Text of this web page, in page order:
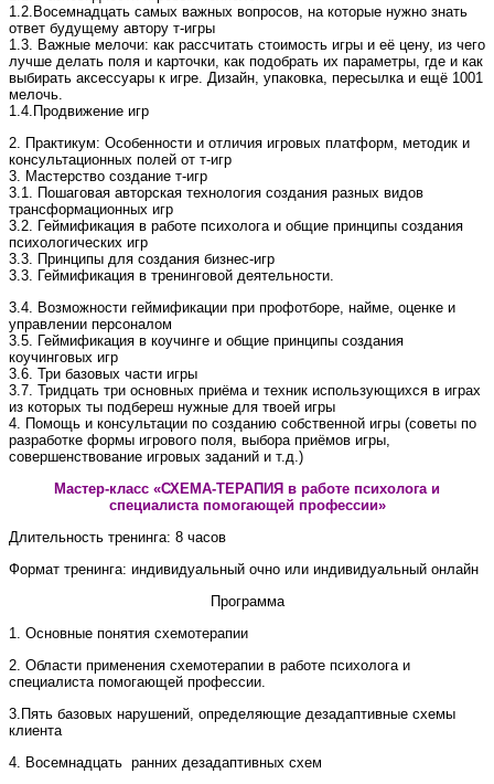
1.2.Восемнадцать самых важных вопросов, на которые нужно знать
ответ будущему автору т-игры
1.3. Важные мелочи: как рассчитать стоимость игры и её цену, из чего
лучше делать поля и карточки, как подобрать их параметры, где и как
выбирать аксессуары к игре. Дизайн, упаковка, пересылка и ещё 1001
мелочь.
1.4.Продвижение игр
2. Практикум: Особенности и отличия игровых платформ, методик и
консультационных полей от т-игр
3. Мастерство создание т-игр
3.1. Пошаговая авторская технология создания разных видов
трансформационных игр
3.2. Геймификация в работе психолога и общие принципы создания
психологических игр
3.3. Принципы для создания бизнес-игр
3.3. Геймификация в тренинговой деятельности.
3.4. Возможности геймификации при профотборе, найме, оценке и
управлении персоналом
3.5. Геймификация в коучинге и общие принципы создания
коучинговых игр
3.6. Три базовых части игры
3.7. Тридцать три основных приёма и техник использующихся в играх
из которых ты подбереш нужные для твоей игры
4. Помощь и консультации по созданию собственной игры (советы по
разработке формы игрового поля, выбора приёмов игры,
совершенствование игровых заданий и т.д.)
Мастер-класс «СХЕМА-ТЕРАПИЯ в работе психолога и
специалиста помогающей профессии»
Длительность тренинга: 8 часов
Формат тренинга: индивидуальный очно или индивидуальный онлайн
Программа
1. Основные понятия схемотерапии
2. Области применения схемотерапии в работе психолога и
специалиста помогающей профессии.
3.Пять базовых нарушений, определяющие дезадаптивные схемы
клиента
4. Восемнадцать ранних дезадаптивных схем